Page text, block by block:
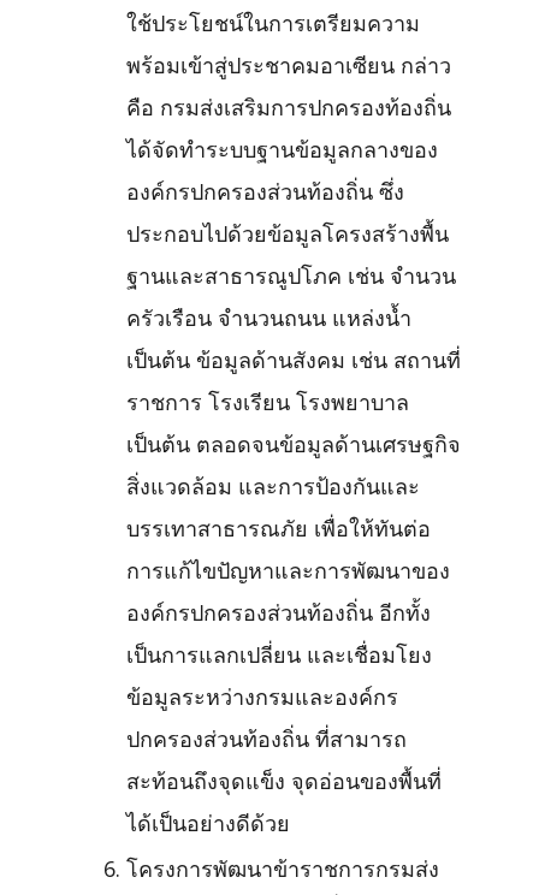
ใช้ประโยชน์ในการเตรียมความ
พร้อมเข้าสู่ประชาคมอาเซียน กล่าว
คือ กรมส่งเสริมการปกครองท้องถิ่น
ได้จัดทำระบบฐานข้อมูลกลางของ
องค์กรปกครองส่วนท้องถิ่น ซึ่ง
ประกอบไปด้วยข้อมูลโครงสร้างพื้น
ฐานและสาธารณูปโภค เช่น จำนวน
ครัวเรือน จำนวนถนน แหล่งน้ำ
เป็นต้น ข้อมูลด้านสังคม เช่น สถานที่
ราชการ โรงเรียน โรงพยาบาล
เป็นต้น ตลอดจนข้อมูลด้านเศรษฐกิจ
สิ่งแวดล้อม และการป้องกันและ
บรรเทาสาธารณภัย เพื่อให้ทันต่อ
การแก้ไขปัญหาและการพัฒนาของ
องค์กรปกครองส่วนท้องถิ่น อีกทั้ง
เป็นการแลกเปลี่ยน และเชื่อมโยง
ข้อมูลระหว่างกรมและองค์กร
ปกครองส่วนท้องถิ่น ที่สามารถ
สะท้อนถึงจุดแข็ง จุดอ่อนของพื้นที่
ได้เป็นอย่างดีด้วย
โครงการพัฒนาข้าราชการกรมส่ง